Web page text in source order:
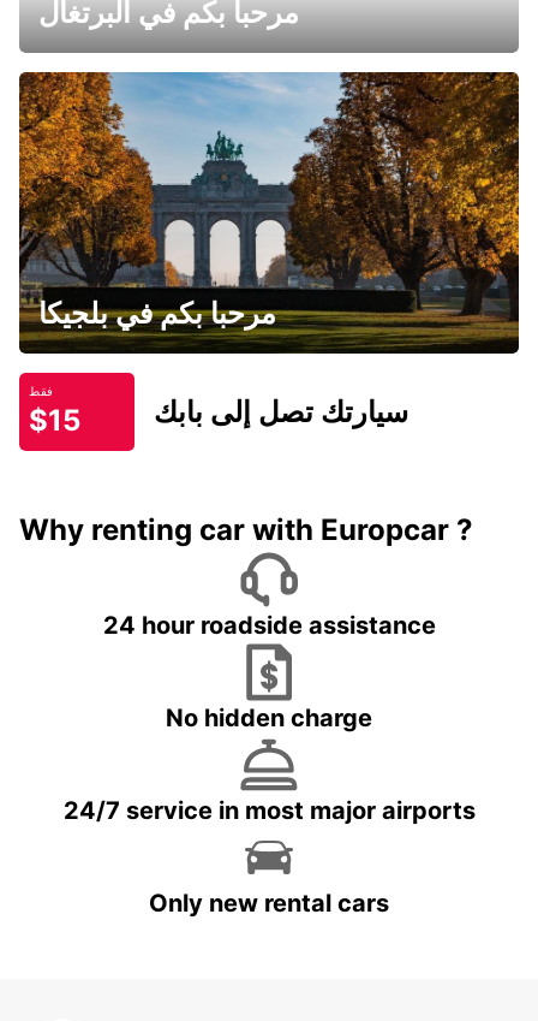
مرحبا بكم في البرتغال
مرحبا بكم في بلجيكا
فقط
$15 سيارتك تصل إلى بابك
Why renting car with Europcar ?
24 hour roadside assistance
No hidden charge
24/7 service in most major airports
Only new rental cars